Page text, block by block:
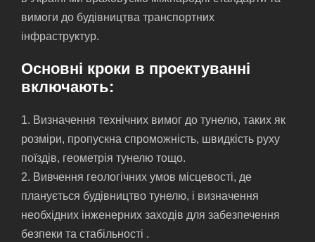
вимоги до будівництва транспортних
інфраструктур.
Основні кроки в проектуванні
включають:
1. Визначення технічних вимог до тунелю, таких як
розміри, пропускна спроможність, швидкість руху
поїздів, геометрія тунелю тощо.
2. Вивчення геологічних умов місцевості, де
планується будівництво тунелю, і визначення
необхідних інженерних заходів для забезпечення
безпеки та стабільності .